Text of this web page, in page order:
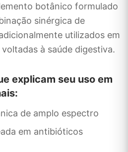
botânico formulado
sinérgica de
utilizados em
à saúde digestiva.
explicam seu uso em
de amplo espectro
em antibióticos